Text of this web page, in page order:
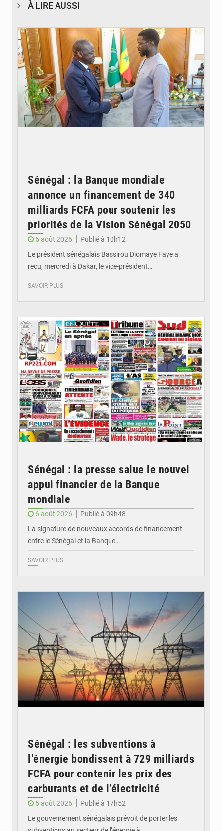
À LIRE AUSSI
Sénégal : la Banque mondiale
annonce un financement de 340
milliards FCFA pour soutenir les
priorités de la Vision Sénégal 2050
6 août 2026
Publié à 10h12
Le président sénégalais Bassirou Diomaye Faye a
reçu, mercredi à Dakar, le vice-président…
SAVOIR PLUS
Sénégal : la presse salue le nouvel
appui financier de la Banque
mondiale
6 août 2026
Publié à 09h48
La signature de nouveaux accords de financement
entre le Sénégal et la Banque…
SAVOIR PLUS
Sénégal : les subventions à
l’énergie bondissent à 729 milliards
FCFA pour contenir les prix des
carburants et de l’électricité
5 août 2026
Publié à 17h52
Le gouvernement sénégalais prévoit de porter les